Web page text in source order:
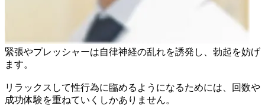
緊張やプレッシャーは自律神経の乱れを誘発し、勃起を妨げ
ます。
リラックスして性行為に臨めるようになるためには、回数や
成功体験を重ねていくしかありません。